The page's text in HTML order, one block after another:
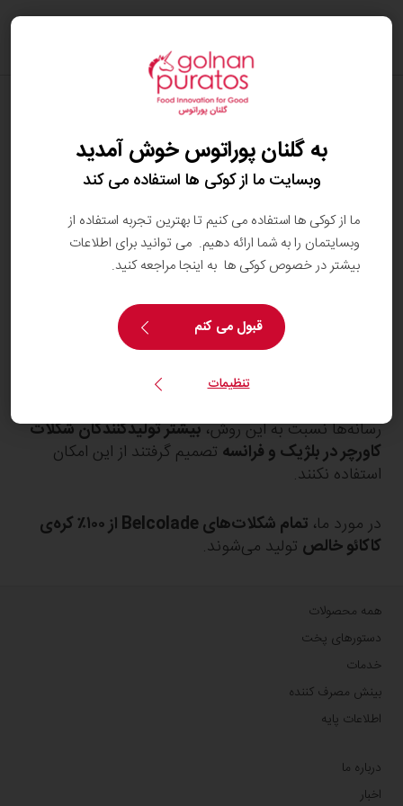
آیا می‌توان در شکلات واقعی از چربی‌هایی غیر
از کره‌ی کاکائو استفاده کرد؟
قوانین اروپا ، می‌توان تا۵ درصد از کره‌ی کاکائو
با نوعی چربی دیگر جایگزین کرد، به شرطی که آن چربی از
فهرست محدودی از چربی‌های مجاز باشد که منحنی
ذوبی مشابه با کره‌ی کاکائو دارند.
افزوده می‌شوند، برای مثال برایکاهش خطر سفیدک
که روی سطح شکلات ایجاد
رسانه‌ها نسبت به این روش،بیشتر تولیدکنندگان شکلات
کاورچر در بلژیک و فرانسه تصمیم گرفتند از این امکان
استفاده نکنند.
در مورد ما،
تمام شکلات‌های Belcolade از ۱۰۰٪ کره‌ی
کاکائو خالص تولید می‌شوند.
به گلنان پوراتوس خوش آمدید
وبسایت ما از کوکی ها استفاده می کند
ما از کوکی ها استفاده می کنیم تا بهترین تجربه استفاده از
وبسایتمان را به شما ارائه دهیم. می توانید برای اطلاعات
بیشتر در خصوص کوکی ها به اینجا مراجعه کنید.
قبول می کنم
تنظیمات
همه محصولات
دستورهای پخت
خدمات
بینش مصرف کننده
اطلاعات پایه
درباره ما
اخبار